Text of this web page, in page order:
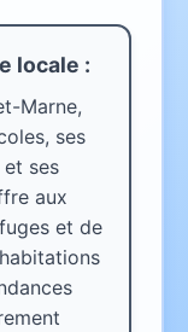
locale :
Marne,
ses
ses
aux
et de